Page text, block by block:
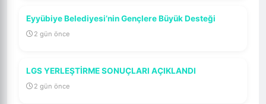
Eyyübiye Belediyesi’nin Gençlere Büyük Desteği
2 gün önce
LGS YERLEŞTİRME SONUÇLARI AÇIKLANDI
2 gün önce